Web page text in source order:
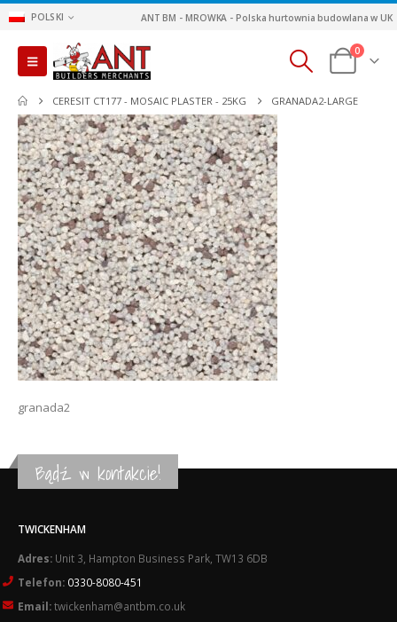
POLSKI ANT BM - MROWKA - Polska hurtownia budowlana w UK
0
CERESIT CT177 - MOSAIC PLASTER - 25KG GRANADA2-LARGE
granada2
Bądź w kontakcie!
TWICKENHAM
Adres: Unit 3, Hampton Business Park, TW13 6DB
Telefon: 0330-8080-451
Email:twickenham@antbm.co.uk